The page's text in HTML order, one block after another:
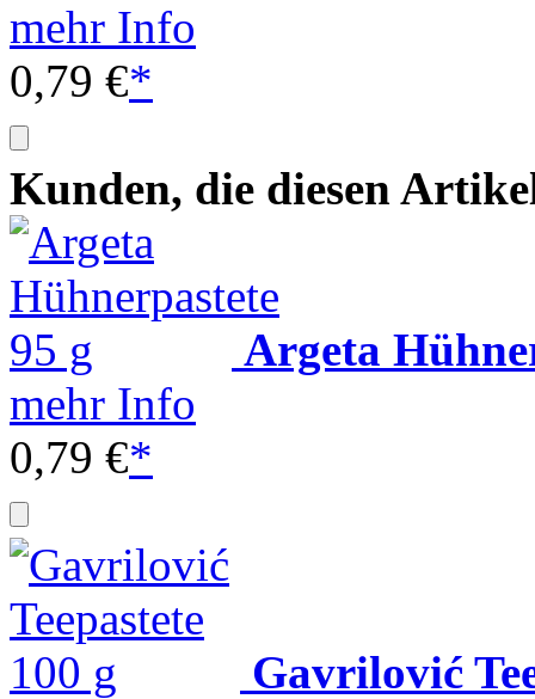
mehr Info
0,79 €*
Kunden, die diesen
Argeta
mehr Info
0,79 €*
Gavrilović